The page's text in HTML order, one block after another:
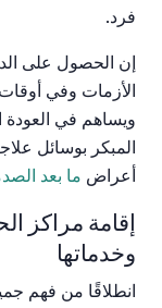
فرد.
إن الحصول على
الأزمات وفي أوقات
ويساهم في العودة
المبكر بوسائل
أعراض ما بعد
إقامة مراكز
وخدماتها
انطلاقًا من فهم